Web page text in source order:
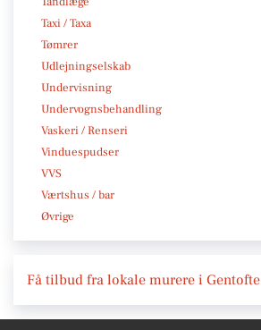
Taxi / Taxa
Tømrer
Udlejningselskab
Undervisning
Undervognsbehandling
Vaskeri / Renseri
Vinduespudser
VVS
Værtshus / bar
Øvrige
Få tilbud fra lokale murere i Gentofte